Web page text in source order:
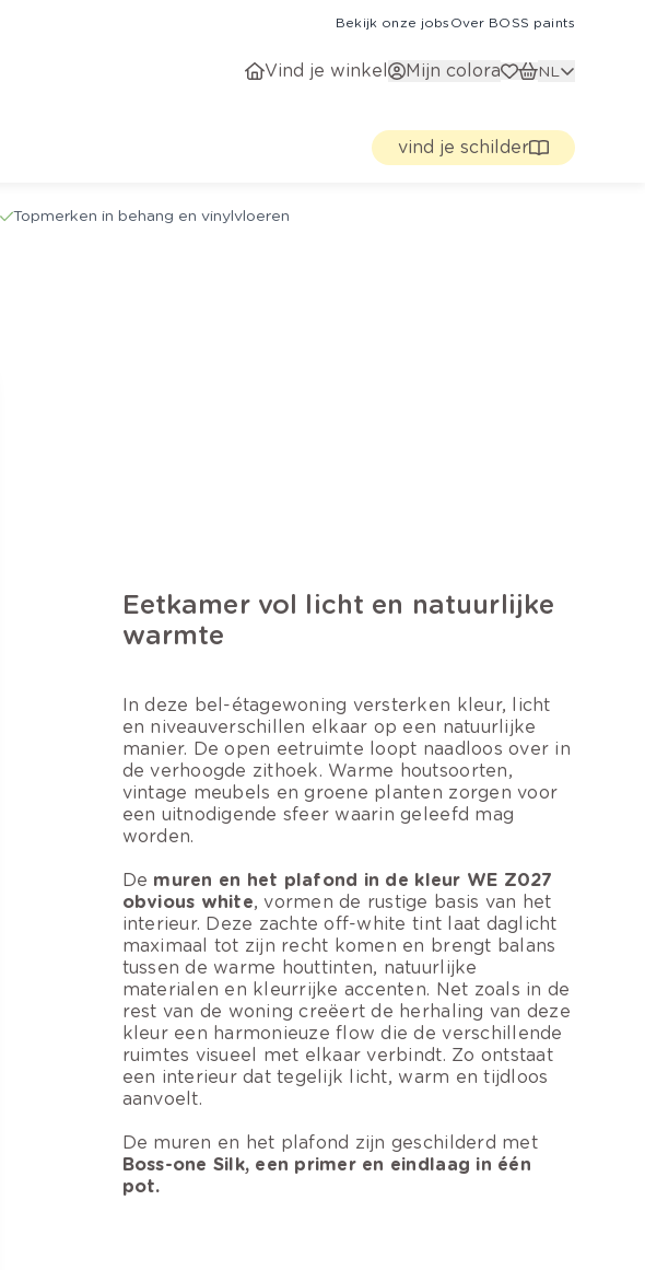
Bekijk onze jobs Over BOSS paints
Vind je winkel Mijn colora NL
vind je schilder
Topmerken in behang en vinylvloeren
Eetkamer vol licht en natuurlijke
warmte
In deze bel-étagewoning versterken kleur, licht
en niveauverschillen elkaar op een natuurlijke
manier. De open eetruimte loopt naadloos over in
de verhoogde zithoek. Warme houtsoorten,
vintage meubels en groene planten zorgen voor
een uitnodigende sfeer waarin geleefd mag
worden.
De muren en het plafond in de kleur WE Z027
obvious white, vormen de rustige basis van het
interieur. Deze zachte off-white tint laat daglicht
maximaal tot zijn recht komen en brengt balans
tussen de warme houttinten, natuurlijke
materialen en kleurrijke accenten. Net zoals in de
rest van de woning creëert de herhaling van deze
kleur een harmonieuze flow die de verschillende
ruimtes visueel met elkaar verbindt. Zo ontstaat
een interieur dat tegelijk licht, warm en tijdloos
aanvoelt.
De muren en het plafond zijn geschilderd met
Boss-one Silk, een primer en eindlaag in één
pot.